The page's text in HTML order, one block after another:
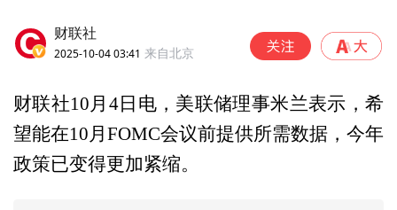
财联社
2025-10-04 03:41 来自北京
财联社10月4日电，美联储理事米兰表示，希
望能在10月FOMC会议前提供所需数据，今年
政策已变得更加紧缩。